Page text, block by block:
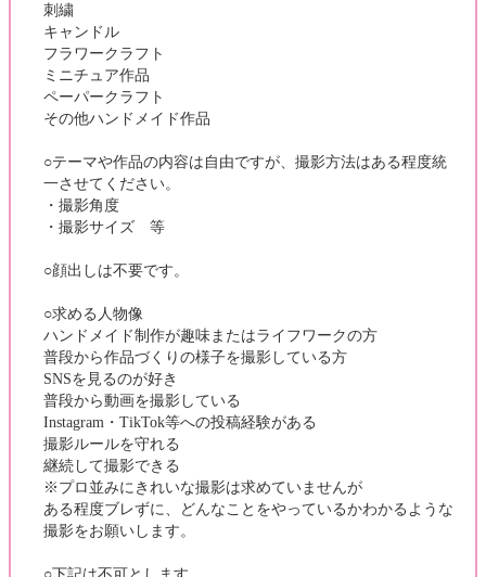
刺繍
キャンドル
フラワークラフト
ミニチュア作品
ペーパークラフト
その他ハンドメイド作品
○テーマや作品の内容は自由ですが、撮影方法はある程度統
一させてください。
・撮影角度
・撮影サイズ 等
○顔出しは不要です。
○求める人物像
ハンドメイド制作が趣味またはライフワークの方
普段から作品づくりの様子を撮影している方
SNSを見るのが好き
普段から動画を撮影している
Instagram・TikTok等への投稿経験がある
撮影ルールを守れる
継続して撮影できる
※プロ並みにきれいな撮影は求めていませんが
ある程度ブレずに、どんなことをやっているかわかるような
撮影をお願いします。
○下記は不可とします